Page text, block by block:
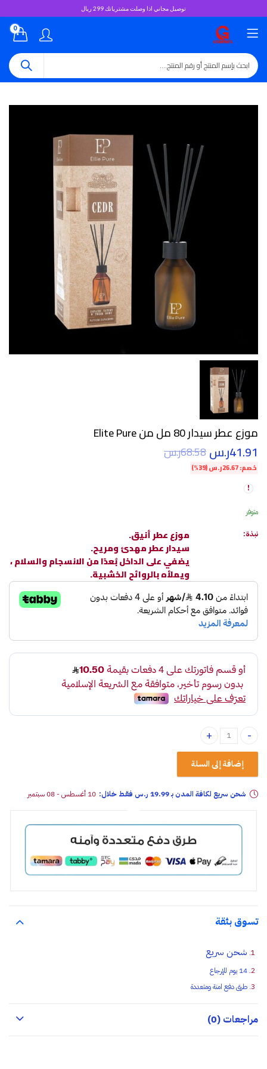
توصيل مجاني اذا وصلت مشترياتك 299 ريال
0
موزع عطر سيدار 80 مل من Elite Pure
41.91ر.س68.58ر.س
خصم:26.67ر.س(39%)
متوفر
نبذة:
موزع عطر أنيق.
سيدار عطر مهدئ ومريح.
يضفي على الداخل بُعدًا من الانسجام والسلام ،
ويملأه بالروائح الخشبية.
موزع عطر سيدار 80 مل من Elite Pure quantity
إضافة إلى السلة
شحن سريع لكافة المدن بـ 19.99 ر.س فقـط خلال: 10 أغسطس - 08 سبتمبر
تسوق بثقة
شحن سريع
14 يوم للإرجاع
طرق دفع امنة ومتعددة
مراجعات (0)